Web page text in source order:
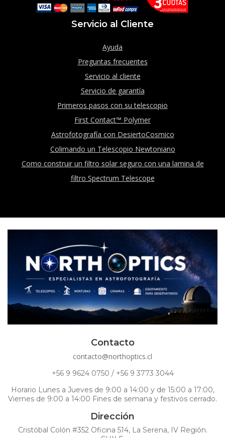
Servicio al Cliente
Ayuda
Preguntas frecuentes
Servicio al cliente
Servicio de garantía
Primeros pasos con su telescopio
First Contact™ Polymer
Astrofotografía con DesiertoCosmico
Colimando un Telescopio Newtoniano
Como construir un filtro solar seguro con una lamina de
filtro Spectrum Telescope
Contacto
contacto@northoptics.cl
+56 9 9624 0750 / +56 9 3773 3044
Horario Lunes a Jueves de 9:00 a 14:00 y de 15:00 a 17:00,
Viernes de 9:00 a 14:00 Fines de semana y festivos cerrado.
Dirección
Cristóbal Colón #352 Oficina 514, La Serena, IV Región.